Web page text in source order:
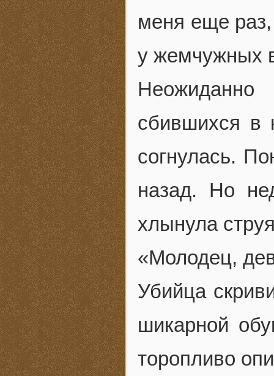
меня еще
у жемчужных
сбившихся в
согнулась.
назад. Но
хлынула
«Молодец,
Убийца
шикарной
торопливо